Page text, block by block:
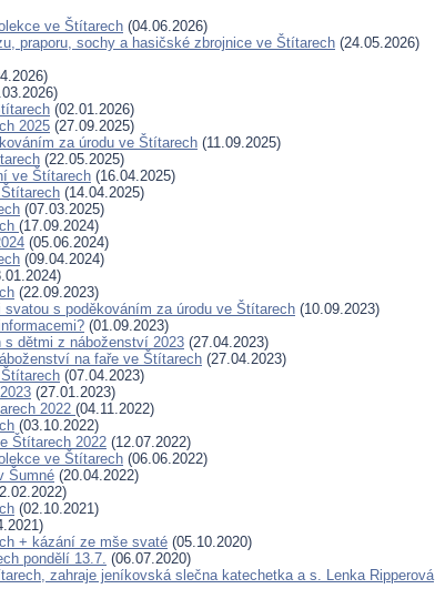
ve Štítarech (04.06.2026)
praporu, sochy a hasičské zbrojnice ve Štítarech (24.05.2026)
(02.01.2026)
2025 (27.09.2025)
za úrodu ve Štítarech (11.09.2025)
(22.05.2025)
ve Štítarech (16.04.2025)
(14.04.2025)
(07.03.2025)
(17.09.2024)
(05.06.2024)
(09.04.2024)
(22.09.2023)
s poděkováním za úrodu ve Štítarech (10.09.2023)
(01.09.2023)
dětmi z náboženství 2023 (27.04.2023)
na faře ve Štítarech (27.04.2023)
(07.04.2023)
(27.01.2023)
2022 (04.11.2022)
(03.10.2022)
Štítarech 2022 (12.07.2022)
ve Štítarech (06.06.2022)
Šumné (20.04.2022)
(02.10.2021)
+ kázání ze mše svaté (05.10.2020)
pondělí 13.7. (06.07.2020)
zahraje jeníkovská slečna katechetka a s. Lenka Ripperová